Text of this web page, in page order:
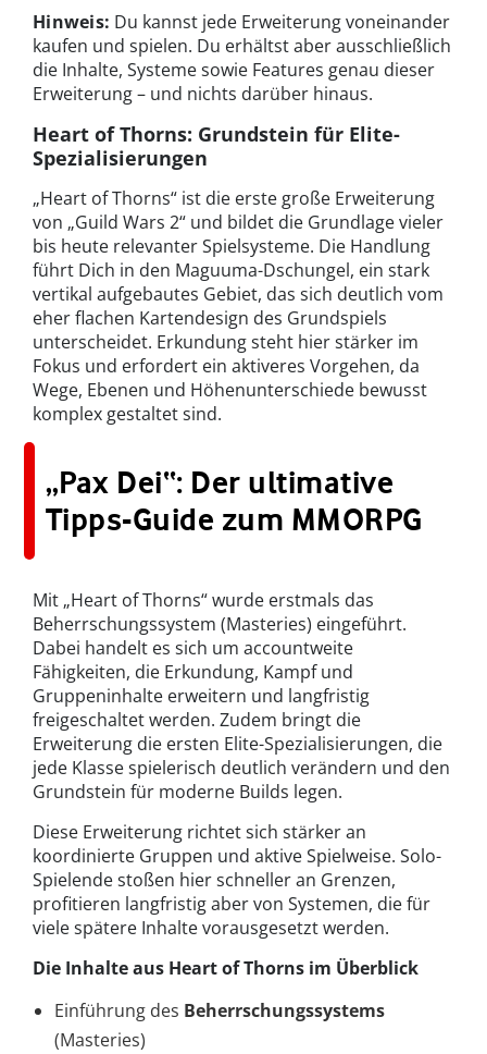
Hinweis: Du kannst jede Erweiterung voneinander
kaufen und spielen. Du erhältst aber ausschließlich
die Inhalte, Systeme sowie Features genau dieser
Erweiterung – und nichts darüber hinaus.
Heart of Thorns: Grundstein für Elite-
Spezialisierungen
„Heart of Thorns“ ist die erste große Erweiterung
von „Guild Wars 2“ und bildet die Grundlage vieler
bis heute relevanter Spielsysteme. Die Handlung
führt Dich in den Maguuma-Dschungel, ein stark
vertikal aufgebautes Gebiet, das sich deutlich vom
eher flachen Kartendesign des Grundspiels
unterscheidet. Erkundung steht hier stärker im
Fokus und erfordert ein aktiveres Vorgehen, da
Wege, Ebenen und Höhenunterschiede bewusst
komplex gestaltet sind.
„Pax Dei“: Der ultimative
Tipps-Guide zum MMORPG
Mit „Heart of Thorns“ wurde erstmals das
Beherrschungssystem (Masteries) eingeführt.
Dabei handelt es sich um accountweite
Fähigkeiten, die Erkundung, Kampf und
Gruppeninhalte erweitern und langfristig
freigeschaltet werden. Zudem bringt die
Erweiterung die ersten Elite-Spezialisierungen, die
jede Klasse spielerisch deutlich verändern und den
Grundstein für moderne Builds legen.
Diese Erweiterung richtet sich stärker an
koordinierte Gruppen und aktive Spielweise. Solo-
Spielende stoßen hier schneller an Grenzen,
profitieren langfristig aber von Systemen, die für
viele spätere Inhalte vorausgesetzt werden.
Die Inhalte aus Heart of Thorns im Überblick
Einführung des Beherrschungssystems
(Masteries)